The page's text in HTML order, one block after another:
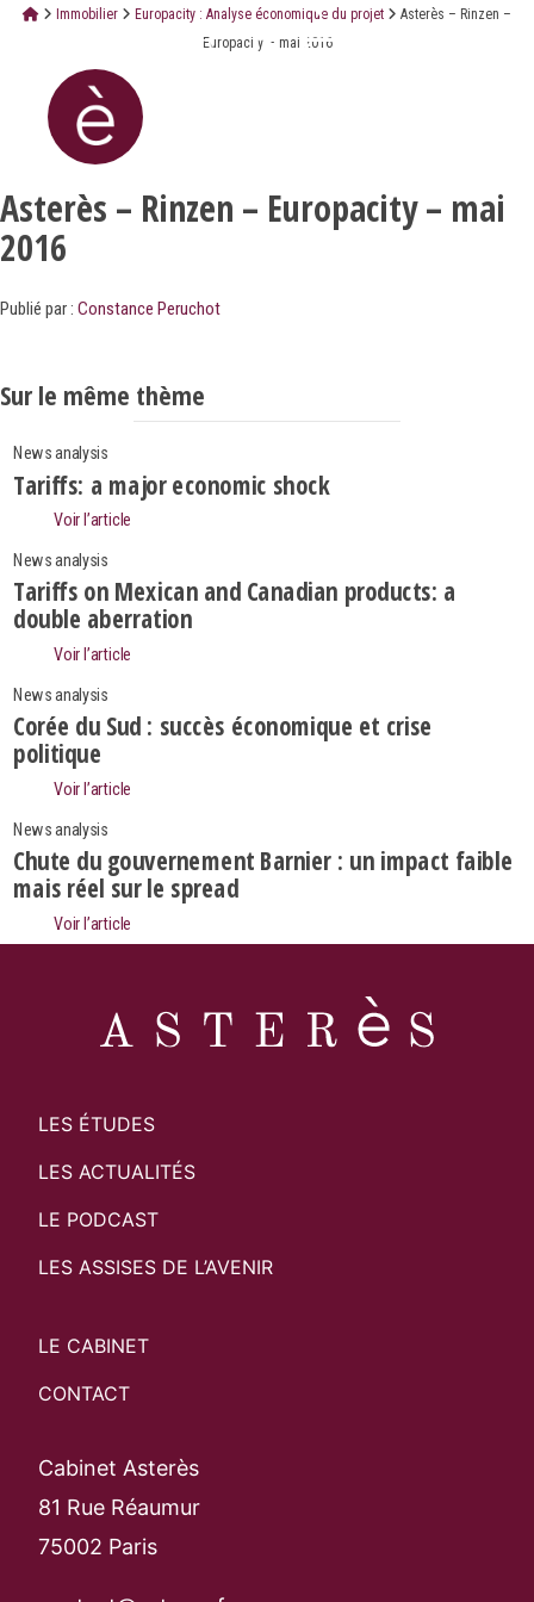
Immobilier Europacity : Analyse économique du projet
Asterès – Rinzen –
Europacity – mai 2016
Asterès – Rinzen – Europacity – mai
2016
Publié par : Constance Peruchot
Sur le même thème
News analysis
Tariffs: a major economic shock
Voir l’article
News analysis
Tariffs on Mexican and Canadian products: a
double aberration
Voir l’article
News analysis
Corée du Sud : succès économique et crise
politique
Voir l’article
News analysis
Chute du gouvernement Barnier : un impact faible
mais réel sur le spread
Voir l’article
LES ÉTUDES
LES ACTUALITÉS
LE PODCAST
LES ASSISES DE L’AVENIR
LE CABINET
CONTACT
Cabinet Asterès
81 Rue Réaumur
75002 Paris